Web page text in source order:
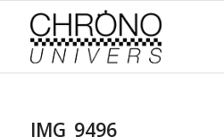
IMG_9496